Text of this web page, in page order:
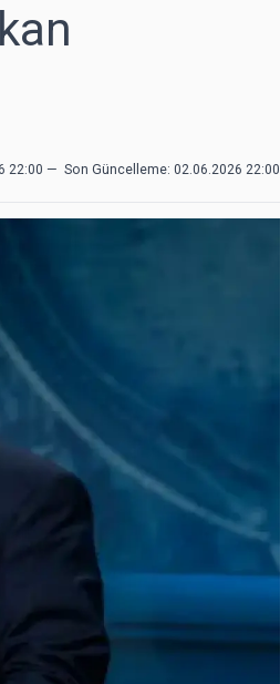
22:00 — Son Güncelleme: 02.06.2026 22:00